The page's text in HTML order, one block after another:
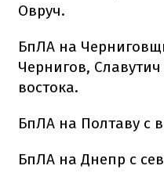
Овруч.
БпЛА на
Чернигов,
востока.
БпЛА на Полтаву с
БпЛА на Днепр с